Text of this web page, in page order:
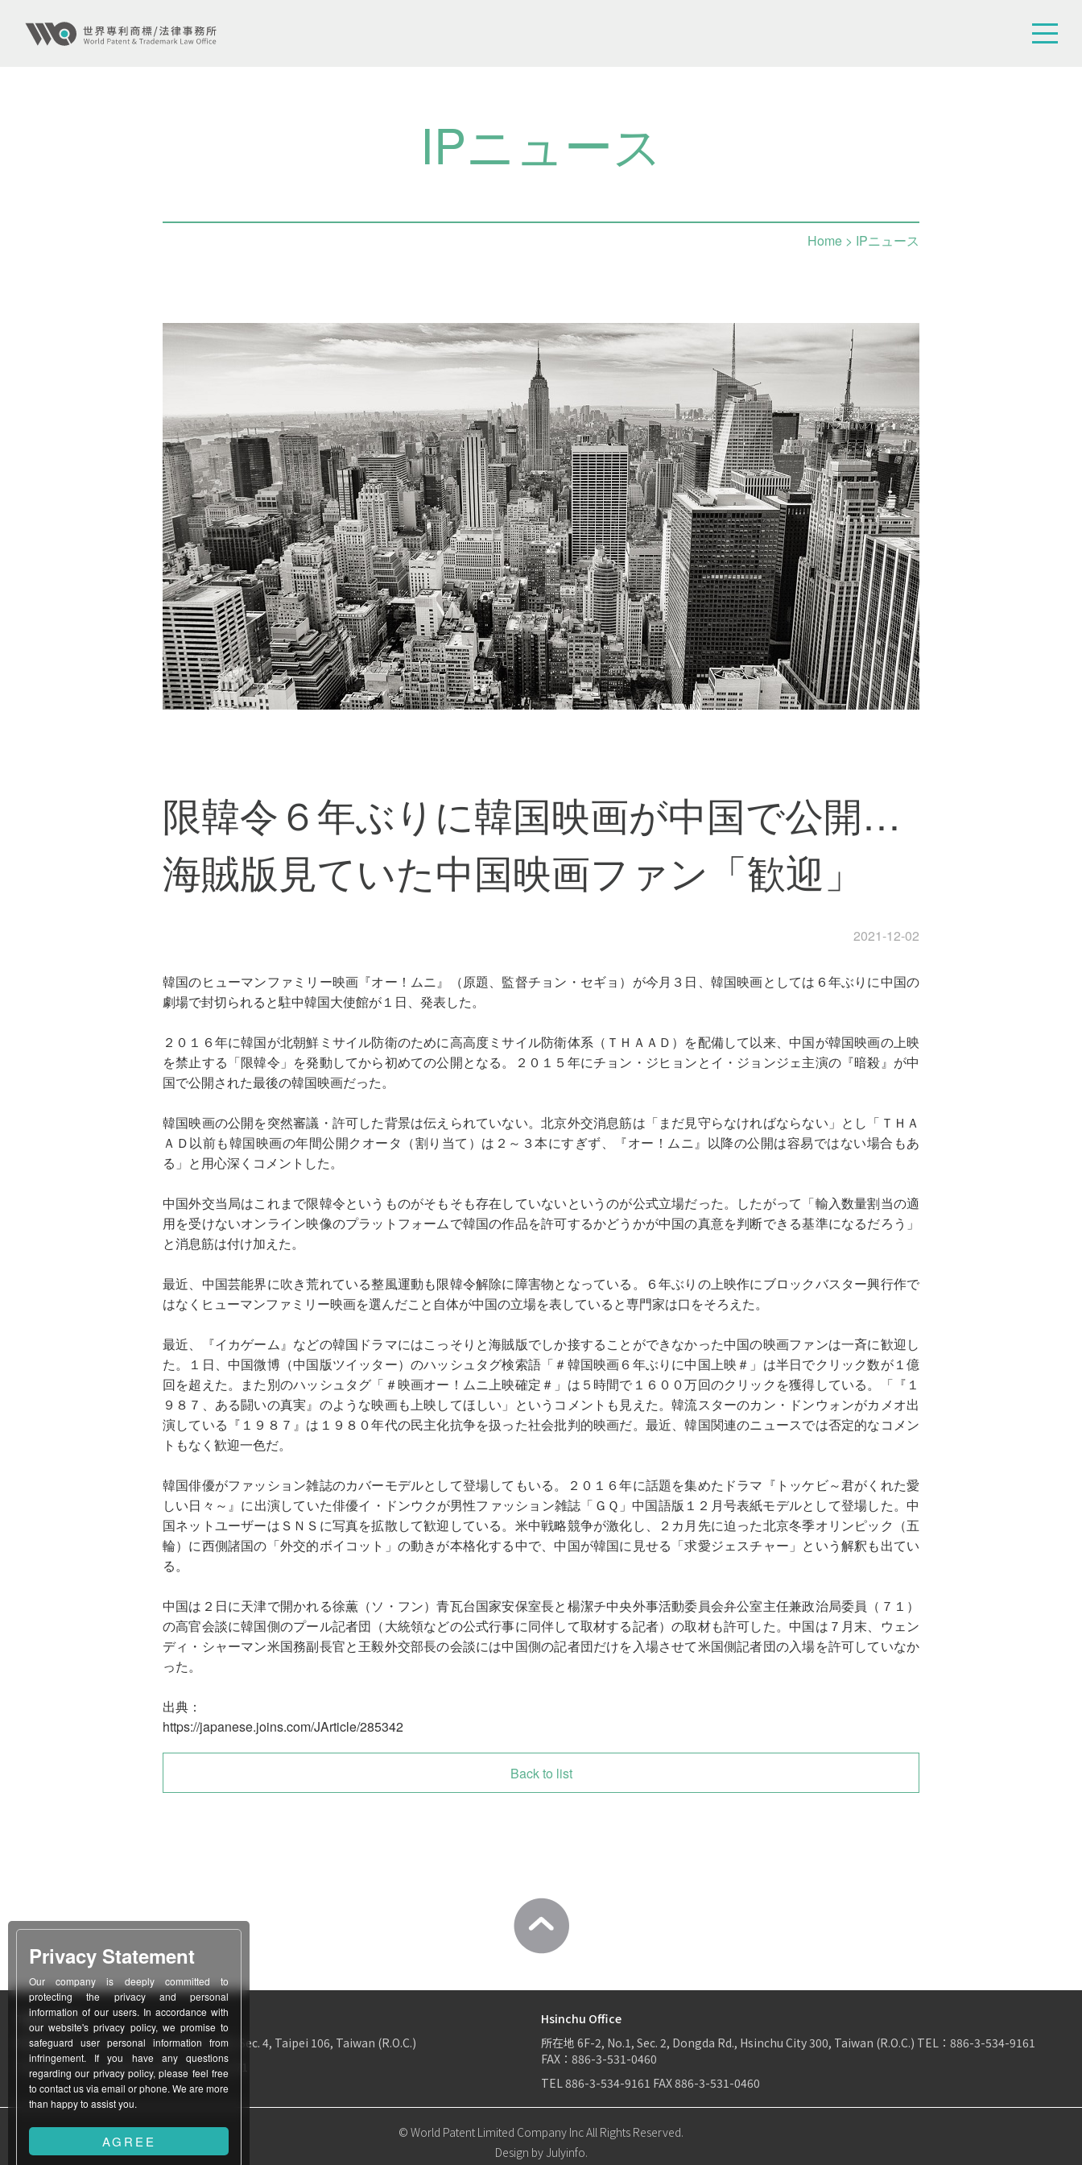
IPニュース
Home > IPニュース
限韓令６年ぶりに韓国映画が中国で公開…
海賊版見ていた中国映画ファン「歓迎」
2021-12-02
韓国のヒューマンファミリー映画『オー！ムニ』（原題、監督チョン・セギョ）が今月３日、韓国映画としては６年ぶりに中国の
劇場で封切られると駐中韓国大使館が１日、発表した。
２０１６年に韓国が北朝鮮ミサイル防衛のために高高度ミサイル防衛体系（ＴＨＡＡＤ）を配備して以来、中国が韓国映画の上映
を禁止する「限韓令」を発動してから初めての公開となる。２０１５年にチョン・ジヒョンとイ・ジョンジェ主演の『暗殺』が中
国で公開された最後の韓国映画だった。
韓国映画の公開を突然審議・許可した背景は伝えられていない。北京外交消息筋は「まだ見守らなければならない」とし「ＴＨＡ
ＡＤ以前も韓国映画の年間公開クオータ（割り当て）は２～３本にすぎず、『オー！ムニ』以降の公開は容易ではない場合もあ
る」と用心深くコメントした。
中国外交当局はこれまで限韓令というものがそもそも存在していないというのが公式立場だった。したがって「輸入数量割当の適
用を受けないオンライン映像のプラットフォームで韓国の作品を許可するかどうかが中国の真意を判断できる基準になるだろう」
と消息筋は付け加えた。
最近、中国芸能界に吹き荒れている整風運動も限韓令解除に障害物となっている。６年ぶりの上映作にブロックバスター興行作で
はなくヒューマンファミリー映画を選んだこと自体が中国の立場を表していると専門家は口をそろえた。
最近、『イカゲーム』などの韓国ドラマにはこっそりと海賊版でしか接することができなかった中国の映画ファンは一斉に歓迎し
た。１日、中国微博（中国版ツイッター）のハッシュタグ検索語「＃韓国映画６年ぶりに中国上映＃」は半日でクリック数が１億
回を超えた。また別のハッシュタグ「＃映画オー！ムニ上映確定＃」は５時間で１６００万回のクリックを獲得している。「『１
９８７、ある闘いの真実』のような映画も上映してほしい」というコメントも見えた。韓流スターのカン・ドンウォンがカメオ出
演している『１９８７』は１９８０年代の民主化抗争を扱った社会批判的映画だ。最近、韓国関連のニュースでは否定的なコメン
トもなく歓迎一色だ。
韓国俳優がファッション雑誌のカバーモデルとして登場してもいる。２０１６年に話題を集めたドラマ『トッケビ～君がくれた愛
しい日々～』に出演していた俳優イ・ドンウクが男性ファッション雑誌「ＧＱ」中国語版１２月号表紙モデルとして登場した。中
国ネットユーザーはＳＮＳに写真を拡散して歓迎している。米中戦略競争が激化し、２カ月先に迫った北京冬季オリンピック（五
輪）に西側諸国の「外交的ボイコット」の動きが本格化する中で、中国が韓国に見せる「求愛ジェスチャー」という解釈も出てい
る。
中国は２日に天津で開かれる徐薫（ソ・フン）青瓦台国家安保室長と楊潔チ中央外事活動委員会弁公室主任兼政治局委員（７１）
の高官会談に韓国側のプール記者団（大統領などの公式行事に同伴して取材する記者）の取材も許可した。中国は７月末、ウェン
ディ・シャーマン米国務副長官と王毅外交部長の会談には中国側の記者団だけを入場させて米国側記者団の入場を許可していなか
った。
出典：
https://japanese.joins.com/JArticle/285342
Back to list
Taipei Office
所在地12F-1, No. 311, Chung Hsiao E. Rd., Sec. 4, Taipei 106, Taiwan (R.O.C.)
TEL886-2-2771-3403 FAX 886-2-2731-1171
Hsinchu Office
所在地 6F-2, No.1, Sec. 2, Dongda Rd., Hsinchu City 300, Taiwan (R.O.C.) TEL： 886-3-534-9161
FAX：886-3-531-0460
TEL886-3-534-9161 FAX886-3-531-0460
© World Patent Limited Company Inc All Rights Reserved.
Design by Julyinfo.
Privacy Statement
Our company is deeply committed to
protecting the privacy and personal
information of our users. In accordance with
our website's privacy policy, we promise to
safeguard user personal information from
infringement. If you have any questions
regarding our privacy policy, please feel free
to contact us via email or phone. We are more
than happy to assist you.
AGREE